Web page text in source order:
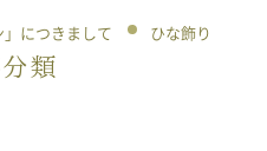
」につきまして
ひな飾り
類